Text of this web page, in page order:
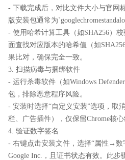
- 下载完成后，对比文件大小与官网
版安装包通常为
- 使用哈希计算工具（如SHA256）
面查找对应版本的哈希值（如
果比对，确保完全一致。
3. 扫描病毒与捆绑软件
- 运行杀毒软件（如Windows
包，排除恶意程序风险。
- 安装时选择“自定义安装”选项，取
栏、广告插件），仅保留Chrome核心
4. 验证数字签名
- 右键点击安装文件，选择“属性→数
Google Inc.，且证书状态有效。此步